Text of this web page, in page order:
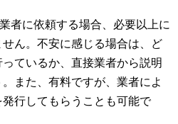
者に依頼する場合、必要以上に
ん。不安に感じる場合は、ど
ているか、直接業者から説明
また、有料ですが、業者によ
行してもらうことも可能で